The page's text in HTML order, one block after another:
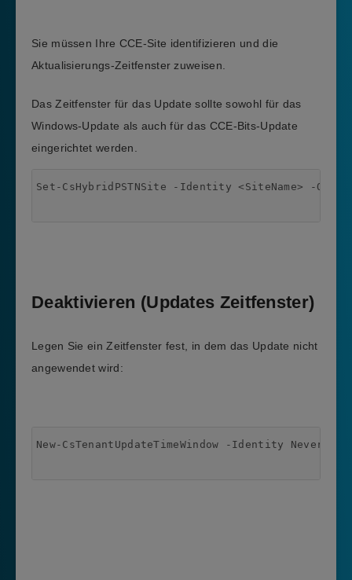
Sie müssen Ihre CCE-Site identifizieren und die
Aktualisierungs-Zeitfenster zuweisen.
Das Zeitfenster für das Update sollte sowohl für das
Windows-Update als auch für das CCE-Bits-Update
eingerichtet werden.
Set-CsHybridPSTNSite -Identity <SiteName> -
Deaktivieren (Updates Zeitfenster)
Legen Sie ein Zeitfenster fest, in dem das Update nicht
angewendet wird:
New-CsTenantUpdateTimeWindow -Identity